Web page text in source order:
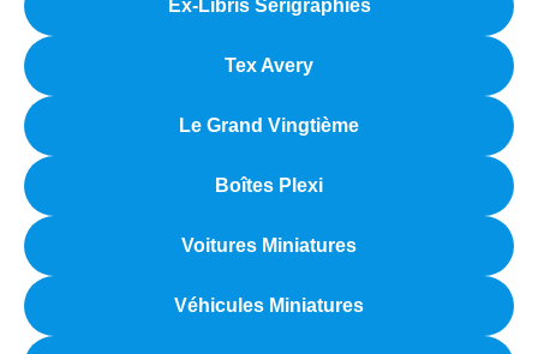
Ex-Libris Sérigraphiés
Tex Avery
Le Grand Vingtième
Boîtes Plexi
Voitures Miniatures
Véhicules Miniatures